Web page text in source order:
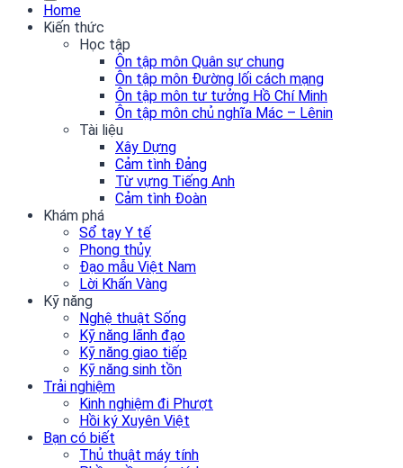
Home
Kiến thức
Học tập
Ôn tập môn Quân sự chung
Ôn tập môn Đường lối cách mạng
Ôn tập môn tư tưởng Hồ Chí Minh
Ôn tập môn chủ nghĩa Mác – Lênin
Tài liệu
Xây Dựng
Cảm tình Đảng
Từ vựng Tiếng Anh
Cảm tình Đoàn
Khám phá
Sổ tay Y tế
Phong thủy
Đạo mẫu Việt Nam
Lời Khấn Vàng
Kỹ năng
Nghệ thuật Sống
Kỹ năng lãnh đạo
Kỹ năng giao tiếp
Kỹ năng sinh tồn
Trải nghiệm
Kinh nghiệm đi Phượt
Hồi ký Xuyên Việt
Bạn có biết
Thủ thuật máy tính